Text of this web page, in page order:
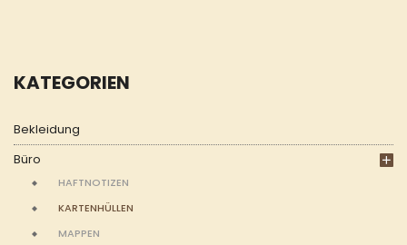
KATEGORIEN
Bekleidung
Büro
HAFTNOTIZEN
KARTENHÜLLEN
MAPPEN